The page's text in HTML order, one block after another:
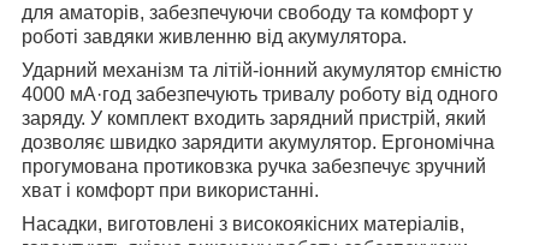
для аматорів, забезпечуючи свободу та комфорт у
роботі завдяки живленню від акумулятора.
Ударний механізм та літій-іонний акумулятор ємністю
4000 мА·год забезпечують тривалу роботу від одного
заряду. У комплект входить зарядний пристрій, який
дозволяє швидко зарядити акумулятор. Ергономічна
прогумована протиковзка ручка забезпечує зручний
хват і комфорт при використанні.
Насадки, виготовлені з високоякісних матеріалів,